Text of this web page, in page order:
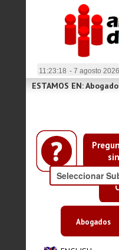
11:23:19 - 7 agosto 2026
ESTAMOS EN:
Abogados